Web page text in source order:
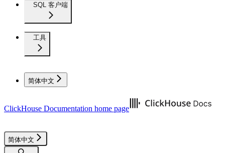
SQL 客户端
工具
简体中文
ClickHouse Documentation home page
简体中文